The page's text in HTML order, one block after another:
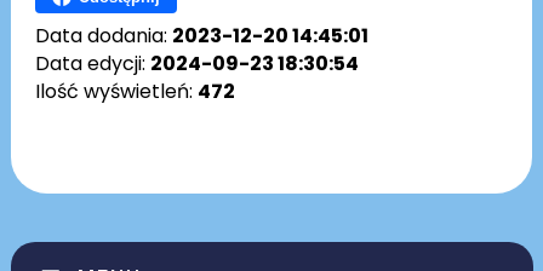
Data dodania: 2023-12-20 14:45:01
Data edycji: 2024-09-23 18:30:54
Ilość wyświetleń: 472